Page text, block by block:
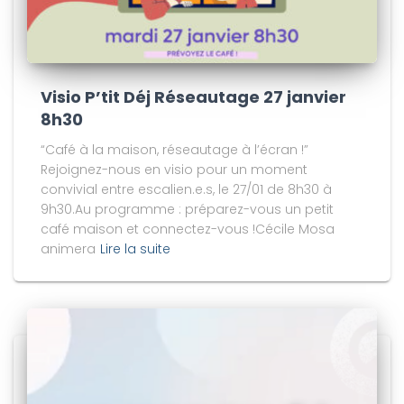
Visio P’tit Déj Réseautage 27 janvier
8h30
“Café à la maison, réseautage à l’écran !”
Rejoignez-nous en visio pour un moment
convivial entre escalien.e.s, le 27/01 de 8h30 à
9h30.Au programme : préparez-vous un petit
café maison et connectez-vous !Cécile Mosa
animera Lire la suite